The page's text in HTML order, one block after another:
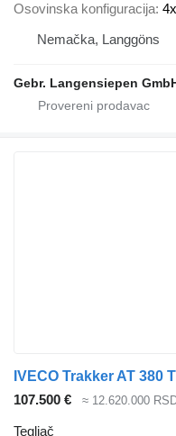
Osovinska konfiguracija
Nemačka, Langgöns
Gebr. Langensiepen
107.500 € ≈ 12.620.000
Tegljač